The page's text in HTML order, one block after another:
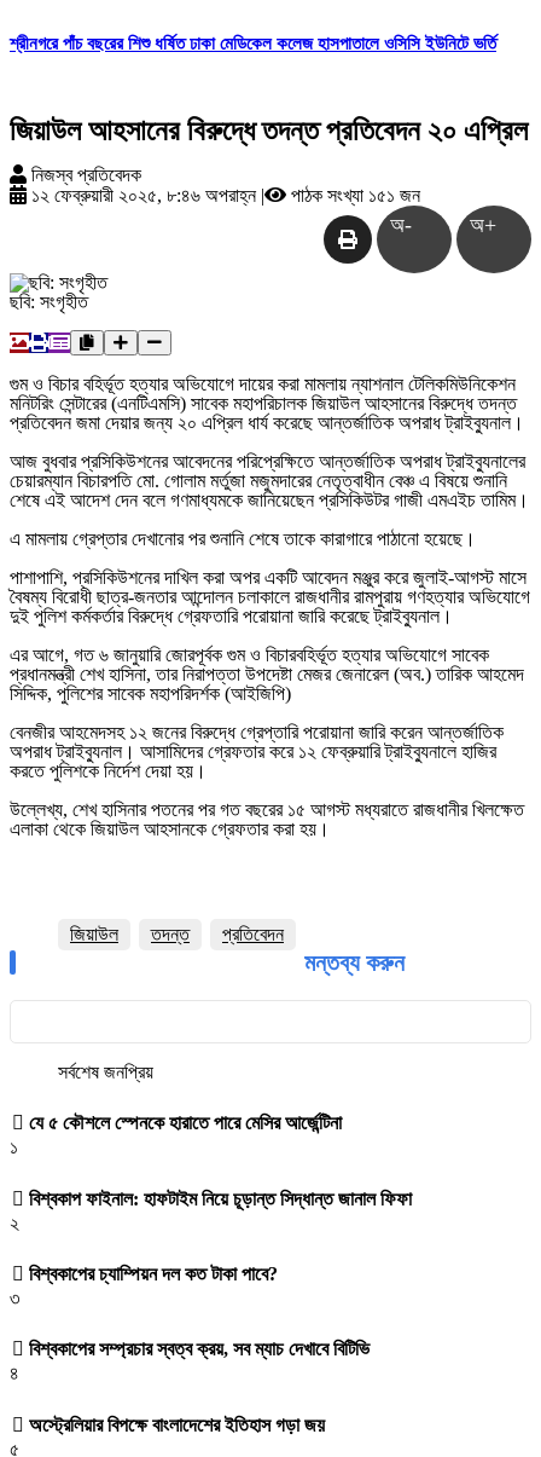
শ্রীনগরে পাঁচ বছরের শিশু ধর্ষিত ঢাকা মেডিকেল কলেজ হাসপাতালে ওসিসি ইউনিটে ভর্তি
জিয়াউল আহসানের বিরুদ্ধে তদন্ত প্রতিবেদন ২০ এপ্রিল
নিজস্ব প্রতিবেদক
১২ ফেব্রুয়ারী ২০২৫, ৮:৪৬ অপরাহ্ন | পাঠক সংখ্যা ১৫১ জন
অ- অ+
ছবি: সংগৃহীত
গুম ও বিচার বহির্ভূত হত্যার অভিযোগে দায়ের করা মামলায় ন্যাশনাল টেলিকমিউনিকেশন
মনিটরিং সেন্টারের (এনটিএমসি) সাবেক মহাপরিচালক জিয়াউল আহসানের বিরুদ্ধে তদন্ত
প্রতিবেদন জমা দেয়ার জন্য ২০ এপ্রিল ধার্য করেছে আন্তর্জাতিক অপরাধ ট্রাইব্যুনাল।
আজ বুধবার প্রসিকিউশনের আবেদনের পরিপ্রেক্ষিতে আন্তর্জাতিক অপরাধ ট্রাইব্যুনালের
চেয়ারম্যান বিচারপতি মো. গোলাম মর্তুজা মজুমদারের নেতৃত্বাধীন বেঞ্চ এ বিষয়ে শুনানি
শেষে এই আদেশ দেন বলে গণমাধ্যমকে জানিয়েছেন প্রসিকিউটর গাজী এমএইচ তামিম।
এ মামলায় গ্রেপ্তার দেখানোর পর শুনানি শেষে তাকে কারাগারে পাঠানো হয়েছে।
পাশাপাশি, প্রসিকিউশনের দাখিল করা অপর একটি আবেদন মঞ্জুর করে জুলাই-আগস্ট মাসে
বৈষম্য বিরোধী ছাত্র-জনতার আন্দোলন চলাকালে রাজধানীর রামপুরায় গণহত্যার অভিযোগে
দুই পুলিশ কর্মকর্তার বিরুদ্ধে গ্রেফতারি পরোয়ানা জারি করেছে ট্রাইব্যুনাল।
এর আগে, গত ৬ জানুয়ারি জোরপূর্বক গুম ও বিচারবহির্ভূত হত্যার অভিযোগে সাবেক
প্রধানমন্ত্রী শেখ হাসিনা, তার নিরাপত্তা উপদেষ্টা মেজর জেনারেল (অব.) তারিক আহমেদ
সিদ্দিক, পুলিশের সাবেক মহাপরিদর্শক (আইজিপি)
বেনজীর আহমেদসহ ১২ জনের বিরুদ্ধে গ্রেপ্তারি পরোয়ানা জারি করেন আন্তর্জাতিক
অপরাধ ট্রাইব্যুনাল। আসামিদের গ্রেফতার করে ১২ ফেব্রুয়ারি ট্রাইব্যুনালে হাজির
করতে পুলিশকে নির্দেশ দেয়া হয়।
উল্লেখ্য, শেখ হাসিনার পতনের পর গত বছরের ১৫ আগস্ট মধ্যরাতে রাজধানীর খিলক্ষেত
এলাকা থেকে জিয়াউল আহসানকে গ্রেফতার করা হয়।
জিয়াউল তদন্ত প্রতিবেদন
মন্তব্য করুন
সর্বশেষ জনপ্রিয়
যে ৫ কৌশলে স্পেনকে হারাতে পারে মেসির আর্জেন্টিনা
১
বিশ্বকাপ ফাইনাল: হাফটাইম নিয়ে চূড়ান্ত সিদ্ধান্ত জানাল ফিফা
২
বিশ্বকাপের চ্যাম্পিয়ন দল কত টাকা পাবে?
৩
বিশ্বকাপের সম্প্রচার স্বত্ব ক্রয়, সব ম্যাচ দেখাবে বিটিভি
৪
অস্ট্রেলিয়ার বিপক্ষে বাংলাদেশের ইতিহাস গড়া জয়
৫